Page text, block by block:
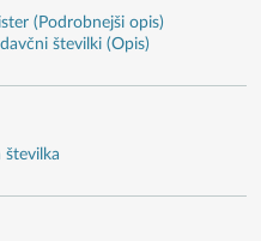
(Podrobnejši opis)
številki (Opis)
številka